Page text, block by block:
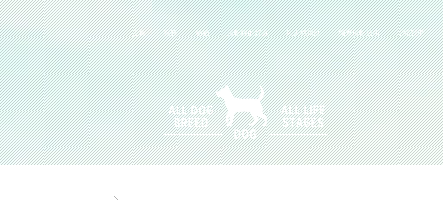
主頁 狗狗 貓貓 風乾糧的好處 純天然原則 獨家風乾技術 聯絡我們